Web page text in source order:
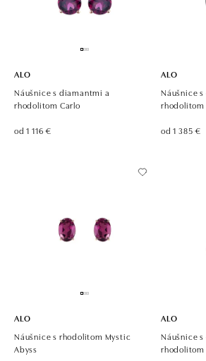
ALO
Náušnice s diamantmi a
rhodolitom Carlo
od 1 116 €
ALO
Náušnice
rhodolitom
od 1 385 €
ALO
Náušnice s rhodolitom Mystic
Abyss
ALO
Náušnice
rhodolitom